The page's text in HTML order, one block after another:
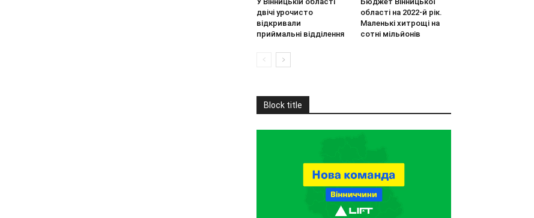
двічі урочисто
відкривали
приймальні відділення
області на 2022-й рік.
Маленькі хитрощі на
сотні мільйонів
Block title